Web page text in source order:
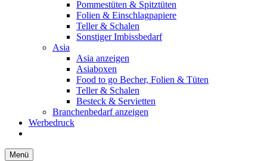
Pommestüten & Spitztüten
Folien & Einschlagpapiere
Teller & Schalen
Sonstiger Imbissbedarf
Asia
Asia anzeigen
Asiaboxen
Food to go Becher, Folien & Tüten
Teller & Schalen
Besteck & Servietten
Branchenbedarf anzeigen
Werbedruck
Menü